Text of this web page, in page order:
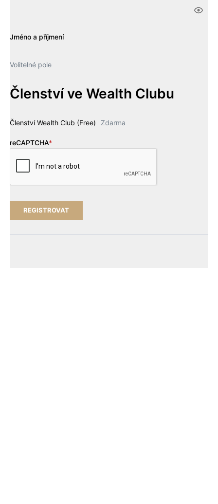
Jméno a příjmení
Volitelné pole
Členství ve Wealth Clubu
Členství Wealth Club (Free) Zdarma
reCAPTCHA*